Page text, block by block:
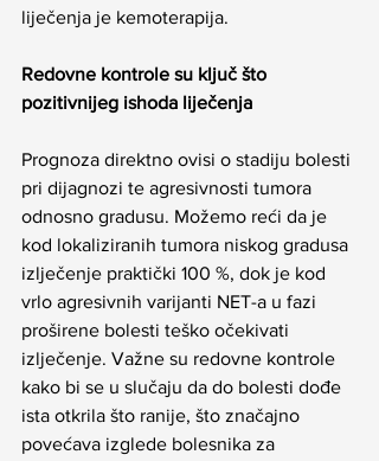
liječenja je kemoterapija.
Redovne kontrole su ključ što
pozitivnijeg ishoda liječenja
Prognoza direktno ovisi o stadiju bolesti
pri dijagnozi te agresivnosti tumora
odnosno gradusu. Možemo reći da je
kod lokaliziranih tumora niskog gradusa
izlječenje praktički 100 %, dok je kod
vrlo agresivnih varijanti NET-a u fazi
proširene bolesti teško očekivati
izlječenje. Važne su redovne kontrole
kako bi se u slučaju da do bolesti dođe
ista otkrila što ranije, što značajno
povećava izglede bolesnika za